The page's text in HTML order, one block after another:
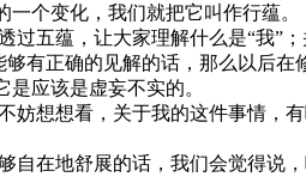
个变化，我们就把它叫作行蕴。
蕴，让大家理解什么是“我”；
有正确的见解的话，那么以后
应该是虚妄不实的。
想想看，关于我的这件事情，
在地舒展的话，我们会觉得说